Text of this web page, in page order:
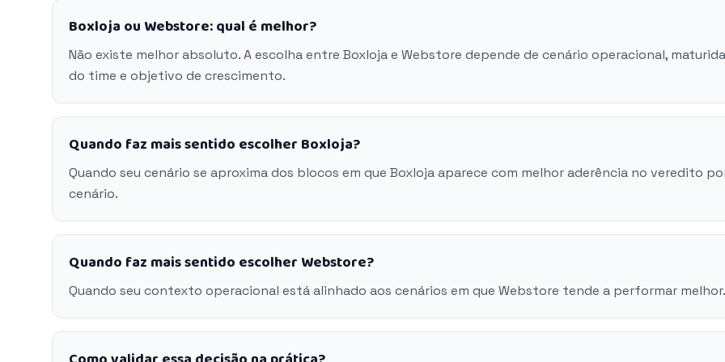
Boxloja ou Webstore: qual é melhor?
Não existe melhor absoluto. A escolha entre Boxloja e Webstore depende de cenário operacional,
do time e objetivo de crescimento.
Quando faz mais sentido escolher Boxloja?
Quando seu cenário se aproxima dos blocos em que Boxloja aparece com melhor aderência no veredito
cenário.
Quando faz mais sentido escolher Webstore?
Quando seu contexto operacional está alinhado aos cenários em que Webstore tende a performar melhor.